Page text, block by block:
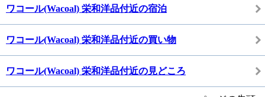
ワコール(Wacoal) 栄和洋品付近の宿泊
ワコール(Wacoal) 栄和洋品付近の買い物
ワコール(Wacoal) 栄和洋品付近の見どころ